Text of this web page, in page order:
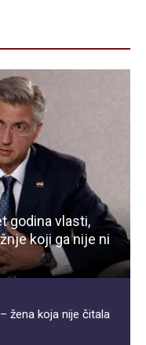
godina vlasti,
koji ga nije ni
žena koja nije čitala